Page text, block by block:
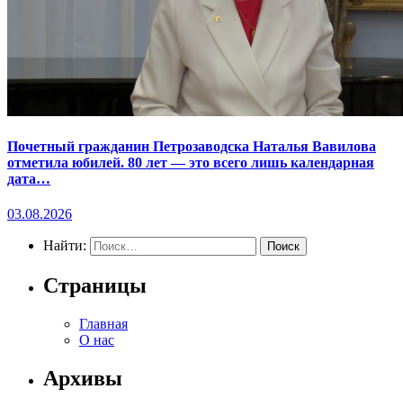
Почетный гражданин Петрозаводска Наталья Вавилова
отметила юбилей. 80 лет — это всего лишь календарная
дата…
03.08.2026
Найти:
Страницы
Главная
О нас
Архивы